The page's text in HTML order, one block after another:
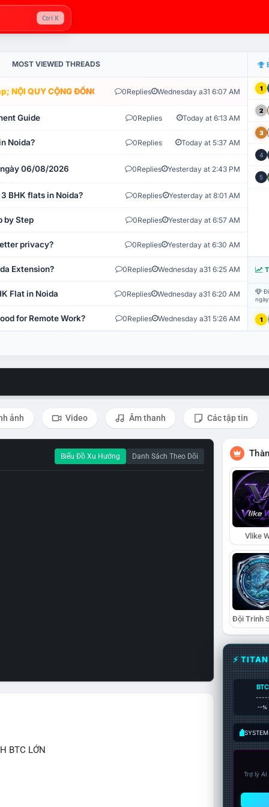
Ctrl K
MOST VIEWED THREADS
NỘI QUY CỘNG ĐỒNG VLIKE.VN: HỆ THỐNG GIÁM SÁT TỰ
0Replies Wednesday a31 6:07 AM
Guide 0Replies Today at 6:13 AM
Noida? 0Replies Today at 5:37 AM
ngày 06/08/2026 0Replies Yesterday at 2:43 PM
BHK flats in Noida? 0Replies Yesterday at 8:01 AM
by Step 0Replies Yesterday at 6:57 AM
privacy? 0Replies Yesterday at 6:30 AM
Extension? 0Replies Wednesday a31 6:25 AM
Flat in Noida 0Replies Wednesday a31 6:20 AM
for Remote Work? 0Replies Wednesday a31 5:26 AM
1
2
3
4
5
1
ảnh Video Âm thanh Các tập tin
Biểu Đồ Xu Hướng Danh Sách Theo Dõi
BTC LỚN
Vlike
⚡
BTC
--%
Trợ lý